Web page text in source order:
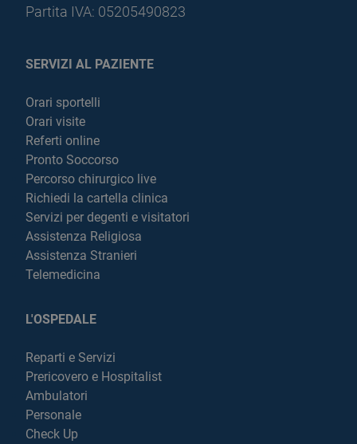
Partita IVA: 05205490823
SERVIZI AL PAZIENTE
Orari sportelli
Orari visite
Referti online
Pronto Soccorso
Percorso chirurgico live
Richiedi la cartella clinica
Servizi per degenti e visitatori
Assistenza Religiosa
Assistenza Stranieri
Telemedicina
L'OSPEDALE
Reparti e Servizi
Prericovero e Hospitalist
Ambulatori
Personale
Check Up